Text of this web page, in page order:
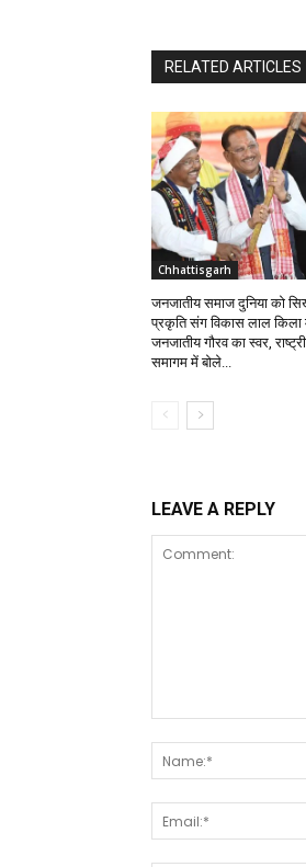
RELATED ARTICLES
Chhattisgarh
जनजातीय समाज दुनिया को
प्रकृति संग विकास लाल किला
जनजातीय गौरव का स्वर,
समागम में बोले...
LEAVE A REPLY